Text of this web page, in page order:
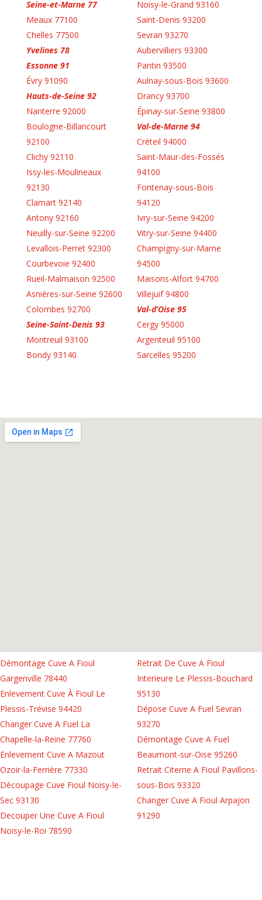
Seine-et-Marne 77
Meaux 77100
Chelles 77500
Yvelines 78
Essonne 91
Évry 91090
Hauts-de-Seine 92
Nanterre 92000
Boulogne-Billancourt
92100
Clichy 92110
Issy-les-Moulineaux
92130
Clamart 92140
Antony 92160
Neuilly-sur-Seine 92200
Levallois-Perret 92300
Courbevoie 92400
Rueil-Malmaison 92500
Asnières-sur-Seine 92600
Colombes 92700
Seine-Saint-Denis 93
Montreuil 93100
Bondy 93140
Noisy-le-Grand 93160
Saint-Denis 93200
Sevran 93270
Aubervilliers 93300
Pantin 93500
Aulnay-sous-Bois 93600
Drancy 93700
Épinay-sur-Seine 93800
Val-de-Marne 94
Créteil 94000
Saint-Maur-des-Fossés
94100
Fontenay-sous-Bois
94120
Ivry-sur-Seine 94200
Vitry-sur-Seine 94400
Champigny-sur-Marne
94500
Maisons-Alfort 94700
Villejuif 94800
Val-d’Oise 95
Cergy 95000
Argenteuil 95100
Sarcelles 95200
Démontage Cuve A Fioul
Gargenville 78440
Enlevement Cuve À Fioul Le
Plessis-Trévise 94420
Changer Cuve A Fuel La
Chapelle-la-Reine 77760
Enlevement Cuve A Mazout
Ozoir-la-Ferrière 77330
Découpage Cuve Fioul Noisy-le-
Sec 93130
Decouper Une Cuve A Fioul
Noisy-le-Roi 78590
Retrait De Cuve A Fioul
Interieure Le Plessis-Bouchard
95130
Dépose Cuve A Fuel Sevran
93270
Démontage Cuve A Fuel
Beaumont-sur-Oise 95260
Retrait Citerne A Fioul Pavillons-
sous-Bois 93320
Changer Cuve A Fioul Arpajon
91290